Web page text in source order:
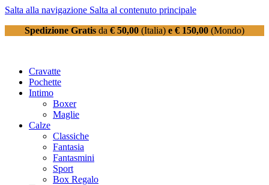
Salta alla navigazione Salta al contenuto principale
Spedizione Gratis da € 50,00 (Italia) e € 150,00 (Mondo)
Cravatte
Pochette
Intimo
Boxer
Maglie
Calze
Classiche
Fantasia
Fantasmini
Sport
Box Regalo